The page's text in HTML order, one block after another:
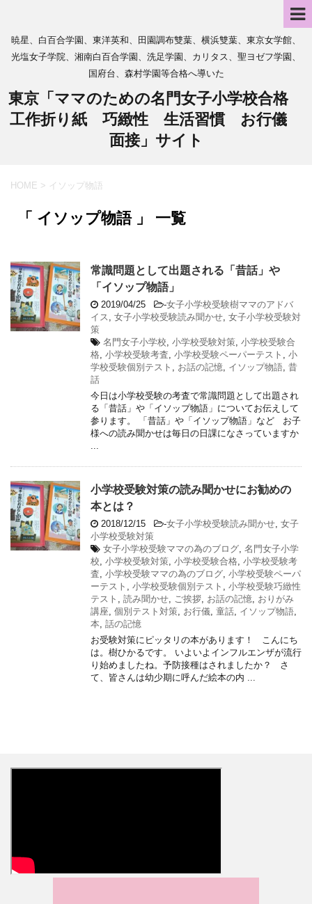
暁星、白百合学園、東洋英和、田園調布雙葉、横浜雙葉、東京女学館、
光塩女子学院、湘南白百合学園、洗足学園、カリタス、聖ヨゼフ学園、
国府台、森村学園等合格へ導いた
東京「ママのための名門女子小学校合格
工作折り紙 巧緻性 生活習慣 お行儀
面接」サイト
HOME > イソップ物語
「 イソップ物語 」 一覧
常識問題として出題される「昔話」や
「イソップ物語」
2019/04/25 -女子小学校受験樹ママのアドバ
イス
女子小学校受験読み聞かせ 女子小学校受験対
策
名門女子小学校 小学校受験対策 小学校受験合
格 小学校受験考査 小学校受験ペーパーテスト
小
学校受験個別テスト
お話の記憶 イソップ物語 昔
話
今日は小学校受験の考査で常識問題として出題され
る「昔話」や「イソップ物語」についてお伝えして
参ります。 「昔話」や「イソップ物語」など お子
様への読み聞かせは毎日の日課になさっていますか
小学校受験対策の読み聞かせにお勧めの
本とは？
2018/12/15 -女子小学校受験読み聞かせ 女子
小学校受験対策
女子小学校受験ママの為のブログ 名門女子小学
校 小学校受験対策 小学校受験合格 小学校受験考
査 小学校受験ママの為のブログ 小学校受験ペーパ
ーテスト
小学校受験個別テスト
小学校受験巧緻性
テスト
読み聞かせ ご挨拶 お話の記憶 おりがみ
講座 個別テスト対策 お行儀 童話 イソップ物語
本 話の記憶
お受験対策にピッタリの本があります！ こんにち
は。樹ひかるです。 いよいよインフルエンザが流行
り始めましたね。予防接種はされましたか？ さ
て、皆さんは幼少期に呼んだ絵本の内 ...